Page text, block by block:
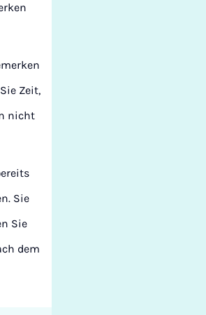
Zeit,
nicht
Sie
Sie
dem